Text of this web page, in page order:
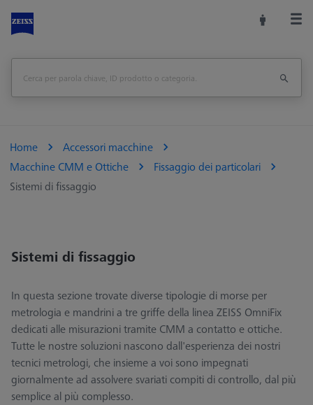
Home
Accessori macchine
Macchine CMM e Ottiche
Fissaggio dei particolari
Sistemi di fissaggio
Sistemi di fissaggio
In questa sezione trovate diverse tipologie di morse per
metrologia e mandrini a tre griffe della linea ZEISS OmniFix
dedicati alle misurazioni tramite CMM a contatto e ottiche.
Tutte le nostre soluzioni nascono dall'esperienza dei nostri
tecnici metrologi, che insieme a voi sono impegnati
giornalmente ad assolvere svariati compiti di controllo, dal più
semplice al più complesso.